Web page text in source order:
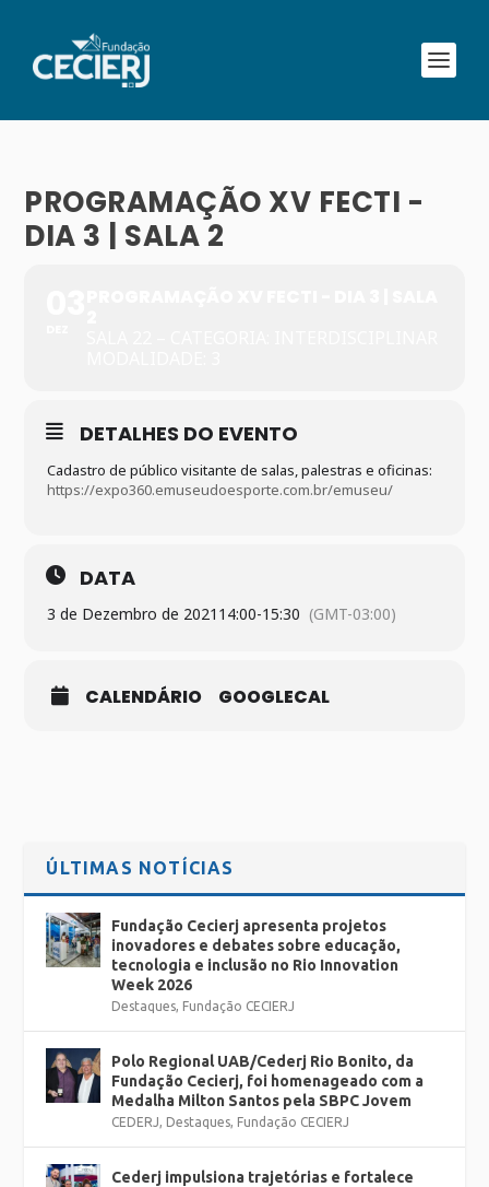
PROGRAMAÇÃO XV FECTI -
DIA 3 | SALA 2
DETALHES DO EVENTO
Cadastro de público visitante de salas, palestras e oficinas:
https://expo360.emuseudoesporte.com.br/emuseu/
DATA
3 de Dezembro de 2021 14:00-15:30 (GMT-03:00)
CALENDÁRIO GOOGLECAL
ÚLTIMAS NOTÍCIAS
Fundação Cecierj apresenta projetos
inovadores e debates sobre educação,
tecnologia e inclusão no Rio Innovation
Week 2026
Destaques, Fundação CECIERJ
Polo Regional UAB/Cederj Rio Bonito, da
Fundação Cecierj, foi homenageado com a
Medalha Milton Santos pela SBPC Jovem
CEDERJ, Destaques, Fundação CECIERJ
Cederj impulsiona trajetórias e fortalece